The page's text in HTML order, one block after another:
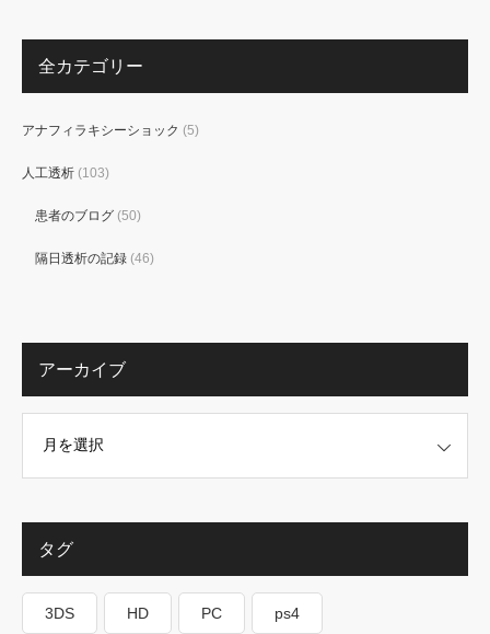
全カテゴリー
アナフィラキシーショック (5)
人工透析 (103)
患者のブログ (50)
隔日透析の記録 (46)
アーカイブ
タグ
3DS HD PC ps4